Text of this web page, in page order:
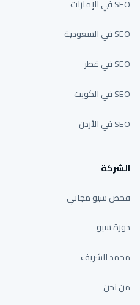
SEO في الإمارات
SEO في السعودية
SEO في قطر
SEO في الكويت
SEO في الأردن
الشركة
فحص سيو مجاني
دورة سيو
محمد الشريف
من نحن